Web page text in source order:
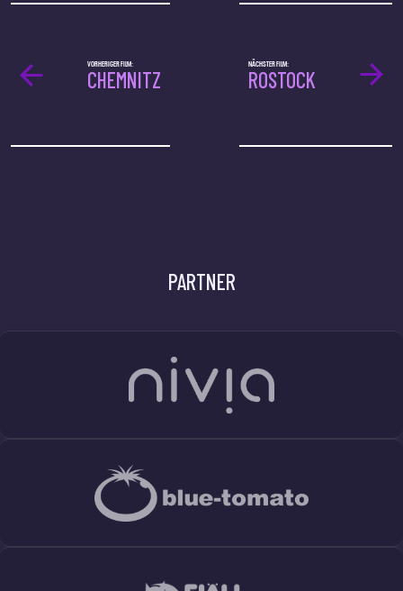
NÄCHSTER FILM:
ROSTOCK
VORHERIGER FILM:
CHEMNITZ
PARTNER